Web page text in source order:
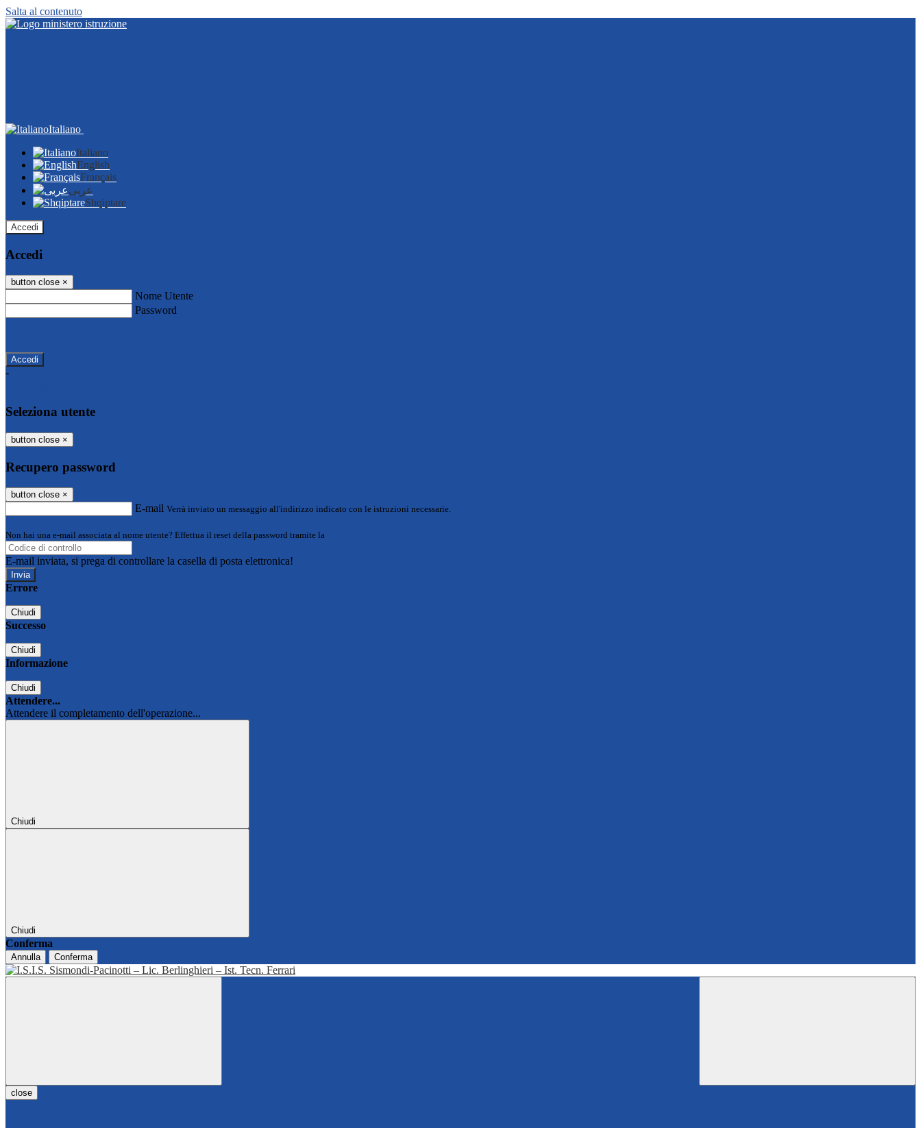
Salta al contenuto
Italiano
Italiano
English
Français
عربى
Shqiptare
Accedi
Accedi
button close ×
Nome Utente
Password
-
Seleziona utente
button close ×
Recupero password
button close ×
E-mail Verrà inviato un messaggio all'indirizzo indicato con le istruzioni necessarie.
Non hai una e-mail associata al nome utente? Effettua il reset della password tramite la
E-mail inviata, si prega di controllare la casella di posta elettronica!
Errore
Chiudi
Successo
Chiudi
Informazione
Chiudi
Attendere...
Attendere il completamento dell'operazione...
Chiudi
Chiudi
Conferma
Annulla Conferma
close